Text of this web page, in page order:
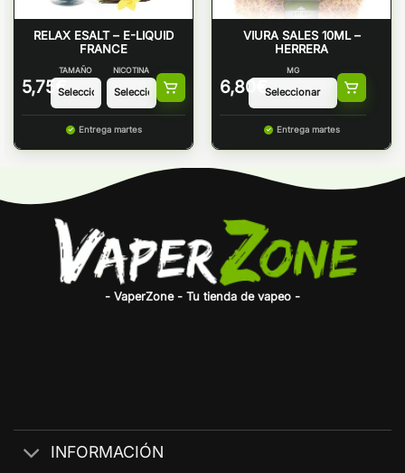
RELAX ESALT – E-LIQUID
FRANCE
5,75 €
TAMAÑO NICOTINA
Entrega martes
VIURA SALES 10ML –
HERRERA
6,80 €
MG
Entrega martes
- VaperZone - Tu tienda de vapeo -
INFORMACIÓN